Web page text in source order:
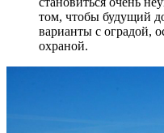
том, чтобы будущий
варианты с оградой,
охраной.